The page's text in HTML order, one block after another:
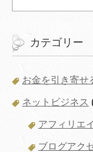
カテゴリー
お金を引き寄せ
ネットビジネス
アフィリエ
ブログアク